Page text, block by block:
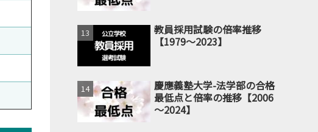
教員採用試験の倍率推移
【1979～2023】
慶應義塾大学-法学部の合格
最低点と倍率の推移【2006
～2024】